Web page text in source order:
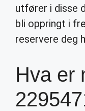
utfører i disse
bli oppringt i
reservere deg
Hva er